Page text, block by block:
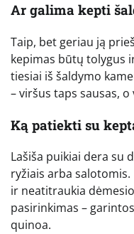
Ar galima kepti
Taip, bet geriau ją
kepimas būtų tolygus
tiesiai iš šaldymo
– viršus taps sausas, o
Ką patiekti su
Lašiša puikiai dera su
ryžiais arba
ir neatitraukia
pasirinkimas –
quinoa.